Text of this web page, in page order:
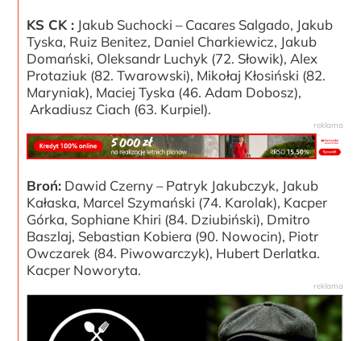
KS CK : Jakub Suchocki – Cacares Salgado, Jakub
Tyska, Ruiz Benitez, Daniel Charkiewicz, Jakub
Domański, Oleksandr Luchyk (72. Słowik), Alex
Protaziuk (82. Twarowski), Mikołaj Kłosiński (82.
Maryniak), Maciej Tyska (46. Adam Dobosz),
Arkadiusz Ciach (63. Kurpiel).
Broń: Dawid Czerny – Patryk Jakubczyk, Jakub
Kałaska, Marcel Szymański (74. Karolak), Kacper
Górka, Sophiane Khiri (84. Dziubiński), Dmitro
Baszlaj, Sebastian Kobiera (90. Nowocin), Piotr
Owczarek (84. Piwowarczyk), Hubert Derlatka.
Kacper Noworyta.